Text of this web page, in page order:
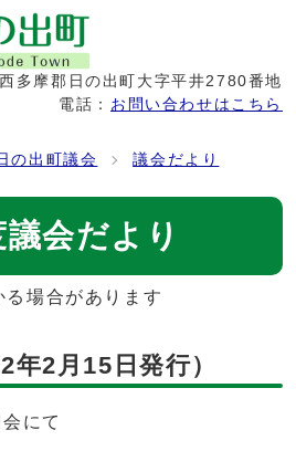
多摩郡日の出町大字平井2780番地
電話： お問い合わせはこちら
の出町議会 議会だより
会だより
場合があります
2月15日発行）
にて